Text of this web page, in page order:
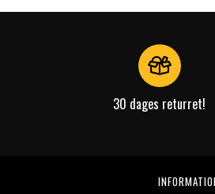
30 dages returret!